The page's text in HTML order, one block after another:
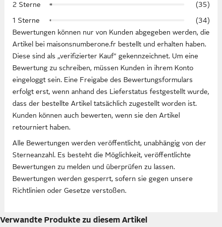
2 Sterne
(35)
1 Sterne
(34)
Bewertungen können nur von Kunden abgegeben werden, die
Artikel bei maisonsnumberone.fr bestellt und erhalten haben.
Diese sind als „verifizierter Kauf“ gekennzeichnet. Um eine
Bewertung zu schreiben, müssen Kunden in ihrem Konto
eingeloggt sein. Eine Freigabe des Bewertungsformulars
erfolgt erst, wenn anhand des Lieferstatus festgestellt wurde,
dass der bestellte Artikel tatsächlich zugestellt worden ist.
Kunden können auch bewerten, wenn sie den Artikel
retourniert haben.
Alle Bewertungen werden veröffentlicht, unabhängig von der
Sterneanzahl. Es besteht die Möglichkeit, veröffentlichte
Bewertungen zu melden und überprüfen zu lassen.
Bewertungen werden gesperrt, sofern sie gegen unsere
Richtlinien oder Gesetze verstoßen.
Verwandte Produkte zu diesem Artikel